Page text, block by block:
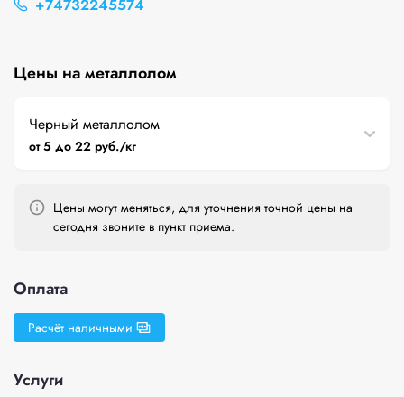
+74732245574
Цены на металлолом
Черный металлолом
от 5 до 22 руб./кг
Цены могут меняться, для уточнения точной цены на
сегодня звоните в пункт приема.
Оплата
Расчёт наличными
Услуги